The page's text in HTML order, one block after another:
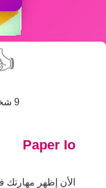
9 شخص أعجبهم هذه اللعبة، انضم إليهم!
Paper Io
الأن إظهر مهارتك